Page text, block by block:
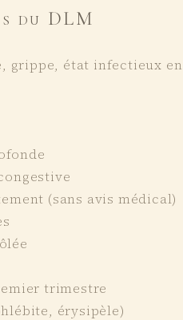
du DLM
grippe, état infectieux en
(sans avis médical)
trimestre
érysipèle)